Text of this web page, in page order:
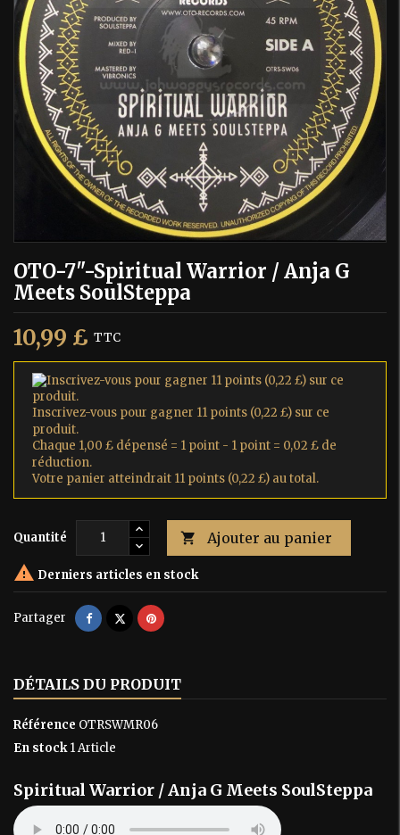
OTO-7"-Spiritual Warrior / Anja G
Meets SoulSteppa
10,99 £ TTC
Inscrivez-vous pour gagner 11 points (0,22 £) sur ce
produit.
Chaque 1,00 £ dépensé = 1 point - 1 point = 0,02 £ de
réduction.
Votre panier atteindrait 11 points (0,22 £) au total.
Quantité  Ajouter au panier
 Derniers articles en stock
Partager PartagerTweetPinterest
DÉTAILS DU PRODUIT
Référence OTRSWMR06
En stock 1 Article
Spiritual Warrior / Anja G Meets SoulSteppa